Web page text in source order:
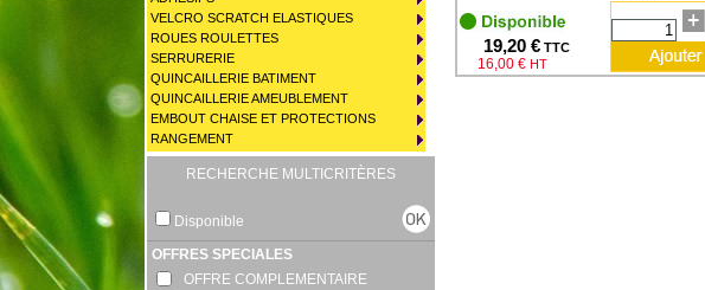
RECHERCHE MULTICRITÈRES
Disponible
OFFRES SPECIALES
OFFRE COMPLEMENTAIRE
19,20 € TTC
16,00 € HT
VELCRO SCRATCH ELASTIQUES
ROUES ROULETTES
SERRURERIE
QUINCAILLERIE BATIMENT
QUINCAILLERIE AMEUBLEMENT
EMBOUT CHAISE ET PROTECTIONS
RANGEMENT